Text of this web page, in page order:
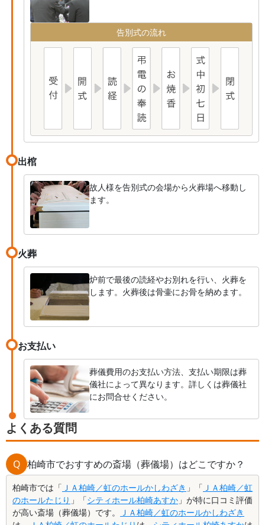
告別式の流れ
出棺
故人様を告別式の会場から火葬場へ移動し
ます。
火葬
炉前で最後の読経やお別れを行い、火葬を
します。火葬後は骨壷にお骨を納めます。
お支払い
葬儀費用のお支払い方法、支払い期限は葬
儀社によって異なります。詳しくは葬儀社
にお問合せください。
よくある質問
Q 柏崎市でおすすめの斎場（葬儀場）はどこですか？
柏崎市では「 ＪＡ柏崎／虹のホールかしわざき 」「 ＪＡ柏崎／虹
のホールたじり 」「シティホール柏崎あすか 」が特に口コミ評価
が高い斎場（葬儀場）です。
ＪＡ柏崎／虹のホールかしわざき